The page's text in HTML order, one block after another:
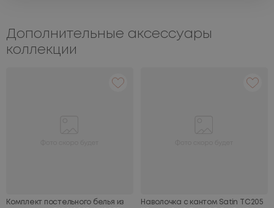
Дополнительные аксессуары
коллекции
Комплект постельного белья из
Наволочка с кантом Satin TC205